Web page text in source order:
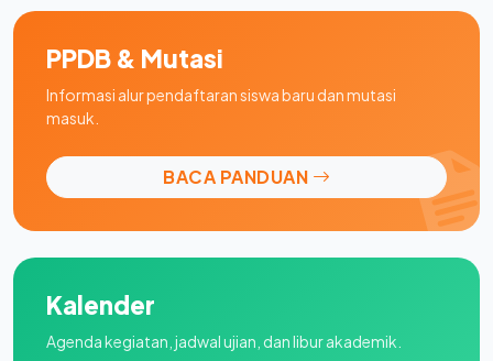
PPDB & Mutasi
Informasi alur pendaftaran siswa baru dan mutasi
masuk.
BACA PANDUAN
Kalender
Agenda kegiatan, jadwal ujian, dan libur akademik.